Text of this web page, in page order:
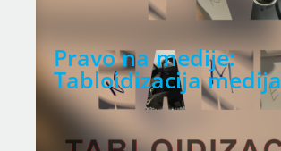
Pravo na medije:
Tabloidizacija medija